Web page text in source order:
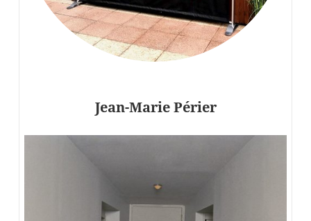
Jean-Marie Périer